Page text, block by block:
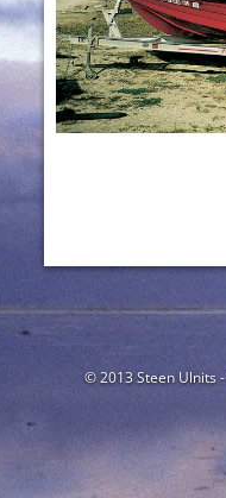
© 2013 Steen Ulnits